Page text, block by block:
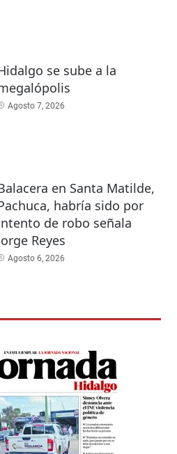
se sube a la
Agosto 7, 2026
en Santa Matilde,
habría sido por
de robo señala
Reyes
Agosto 6, 2026